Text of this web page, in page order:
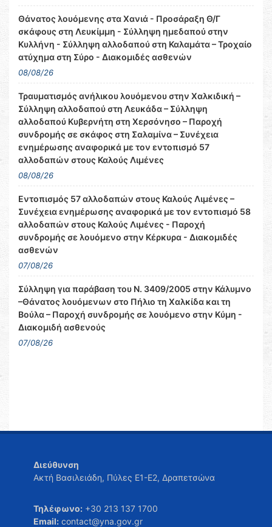
Θάνατος λουόμενης στα Χανιά - Προσάραξη Θ/Γ
σκάφους στη Λευκίμμη - Σύλληψη ημεδαπού στην
Κυλλήνη - Σύλληψη αλλοδαπού στη Καλαμάτα – Τροχαίο
ατύχημα στη Σύρο - Διακομιδές ασθενών
08/08/26
Τραυματισμός ανήλικου λουόμενου στην Χαλκιδική –
Σύλληψη αλλοδαπού στη Λευκάδα – Σύλληψη
αλλοδαπού Κυβερνήτη στη Χερσόνησο – Παροχή
συνδρομής σε σκάφος στη Σαλαμίνα – Συνέχεια
ενημέρωσης αναφορικά με τον εντοπισμό 57
αλλοδαπών στους Καλούς Λιμένες
08/08/26
Εντοπισμός 57 αλλοδαπών στους Καλούς Λιμένες –
Συνέχεια ενημέρωσης αναφορικά με τον εντοπισμό 58
αλλοδαπών στους Καλούς Λιμένες - Παροχή
συνδρομής σε λουόμενο στην Κέρκυρα - Διακομιδές
ασθενών
07/08/26
Σύλληψη για παράβαση του Ν. 3409/2005 στην Κάλυμνο
–Θάνατος λουόμενων στο Πήλιο τη Χαλκίδα και τη
Βούλα – Παροχή συνδρομής σε λουόμενο στην Κύμη -
Διακομιδή ασθενούς
07/08/26
Διεύθυνση
Ακτή Βασιλειάδη, Πύλες Ε1-Ε2, Δραπετσώνα
Τηλέφωνο: +30 213 137 1700
Email: contact@yna.gov.gr